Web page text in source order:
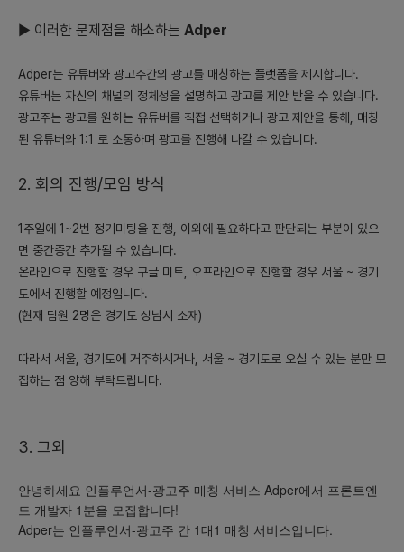
▶️ 이러한 문제점을 해소하는 Adper
Adper는 유튜버와 광고주간의 광고를 매칭하는 플랫폼을 제시합니다.
유튜버는 자신의 채널의 정체성을 설명하고 광고를 제안 받을 수 있습니다.
광고주는 광고를 원하는 유튜버를 직접 선택하거나 광고 제안을 통해, 매칭
된 유튜버와 1:1 로 소통하며 광고를 진행해 나갈 수 있습니다.
2. 회의 진행/모임 방식
1주일에 1~2번 정기미팅을 진행, 이외에 필요하다고 판단되는 부분이 있으
면 중간중간 추가될 수 있습니다.
온라인으로 진행할 경우 구글 미트, 오프라인으로 진행할 경우 서울 ~ 경기
도에서 진행할 예정입니다.
(현재 팀원 2명은 경기도 성남시 소재)
따라서 서울, 경기도에 거주하시거나, 서울 ~ 경기도로 오실 수 있는 분만 모
집하는 점 양해 부탁드립니다.
3. 그외
안녕하세요 인플루언서-광고주 매칭 서비스 Adper에서 프론트엔
드 개발자 1분을 모집합니다!
Adper는 인플루언서-광고주 간 1대1 매칭 서비스입니다.